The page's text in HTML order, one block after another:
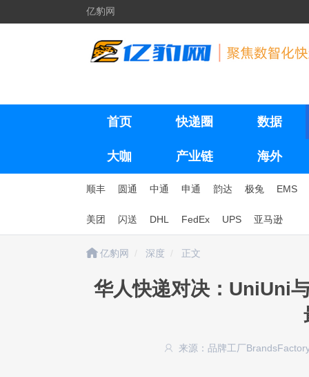
亿豹网
首页 快递圈 数据
大咖 产业链 海外
顺丰 圆通 中通 申通 韵达 极兔 EMS
美团 闪送 DHL FedEx UPS 亚马逊
亿豹网 深度 正文
华人快递对决：UniUni
来源：品牌工厂